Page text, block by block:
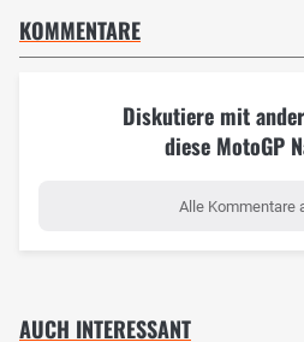
KOMMENTARE
Diskutiere mit
diese MotoGP
Alle Kommentare
AUCH INTERESSANT